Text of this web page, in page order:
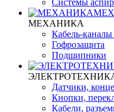
Системы
МЕХАНИКА
Кабель-каналы
Гофрозащита
Подшипники
Датчики,
Кнопки,
Кабели,